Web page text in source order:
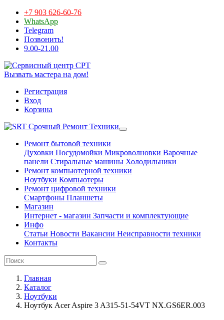
+7 903 626-60-76
WhatsApp
Telegram
Позвонить!
9.00-21.00
Вызвать мастера на дом!
Регистрация
Вход
Корзина
Срочный Ремонт Техники
Ремонт бытовой техники
Духовки Посудомойки Микроволновки Варочные
панели Стиральные машины Холодильники
Ремонт компьютерной техники
Ноутбуки Компьютеры
Ремонт цифровой техники
Смартфоны Планшеты
Магазин
Интернет - магазин Запчасти и комплектующие
Инфо
Статьи Новости Вакансии Неисправности техники
Контакты
Главная
Каталог
Ноутбуки
Ноутбук Acer Aspire 3 A315-51-54VT NX.GS6ER.003